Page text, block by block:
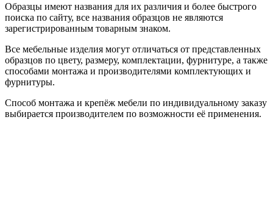
Образцы имеют названия для их различия и более быстрого
поиска по сайту, все названия образцов не являются
зарегистрированным товарным знаком.
Все мебельные изделия могут отличаться от представленных
образцов по цвету, размеру, комплектации, фурнитуре, а также
способами монтажа и производителями комплектующих и
фурнитуры.
Способ монтажа и крепёж мебели по индивидуальному заказу
выбирается производителем по возможности её применения.